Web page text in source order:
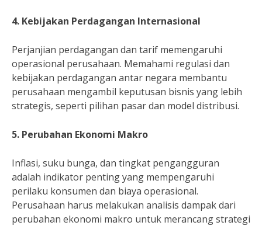
4. Kebijakan Perdagangan Internasional
Perjanjian perdagangan dan tarif memengaruhi
operasional perusahaan. Memahami regulasi dan
kebijakan perdagangan antar negara membantu
perusahaan mengambil keputusan bisnis yang lebih
strategis, seperti pilihan pasar dan model distribusi.
5. Perubahan Ekonomi Makro
Inflasi, suku bunga, dan tingkat pengangguran
adalah indikator penting yang mempengaruhi
perilaku konsumen dan biaya operasional.
Perusahaan harus melakukan analisis dampak dari
perubahan ekonomi makro untuk merancang strategi